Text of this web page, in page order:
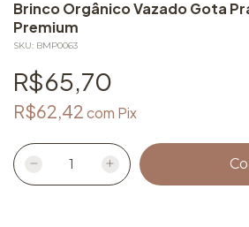
Brinco Orgânico Vazado Gota
Premium
SKU: BMP0063
R$65,70
R$62,42com Pix